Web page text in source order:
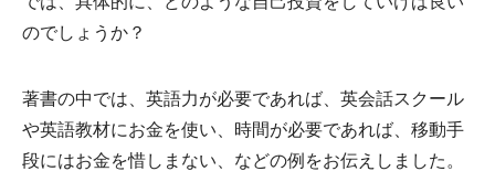
のでしょうか？
著書の中では、英語力が必要であれば、英会話スクール
や英語教材にお金を使い、時間が必要であれば、移動手
段にはお金を惜しまない、などの例をお伝えしました。